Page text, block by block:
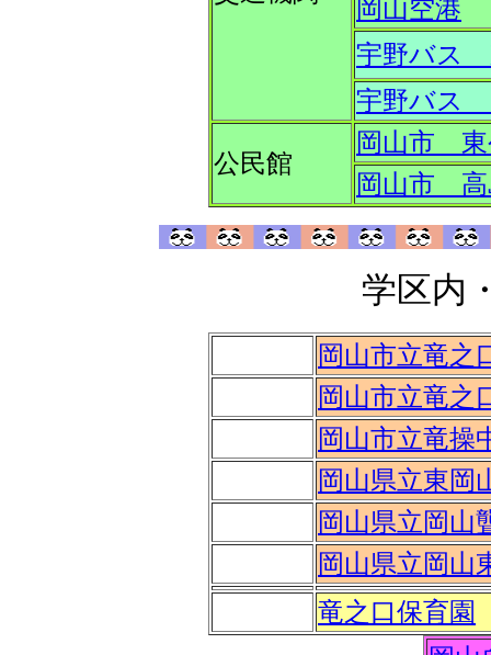
岡山空港
宇野バス
宇野バス
公民館
岡山市 東
岡山市 高
学区内
岡山市立竜之
岡山市立竜之
岡山市立竜操
岡山県立東岡
岡山県立岡山
岡山県立岡山
竜之口保育園